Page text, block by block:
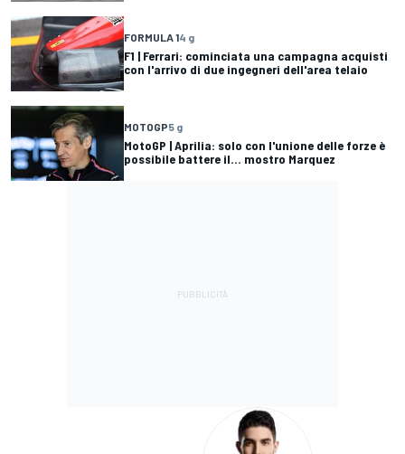
FORMULA 14 g
F1 | Ferrari: cominciata una campagna acquisti
con l'arrivo di due ingegneri dell'area telaio
MOTOGP5 g
MotoGP | Aprilia: solo con l'unione delle forze è
possibile battere il... mostro Marquez